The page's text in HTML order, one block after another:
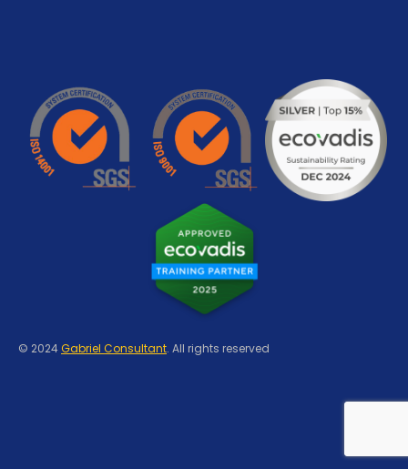
© 2024Gabriel Consultant. All rights reserved